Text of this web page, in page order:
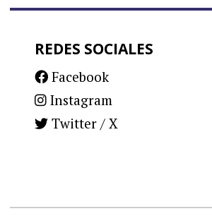
REDES SOCIALES
Facebook
Instagram
Twitter / X